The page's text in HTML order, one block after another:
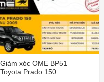
Giảm xóc OME BP51 –
Toyota Prado 150